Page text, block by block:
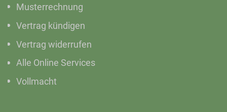
Musterrechnung
Vertrag kündigen
Vertrag widerrufen
Alle Online Services
Vollmacht